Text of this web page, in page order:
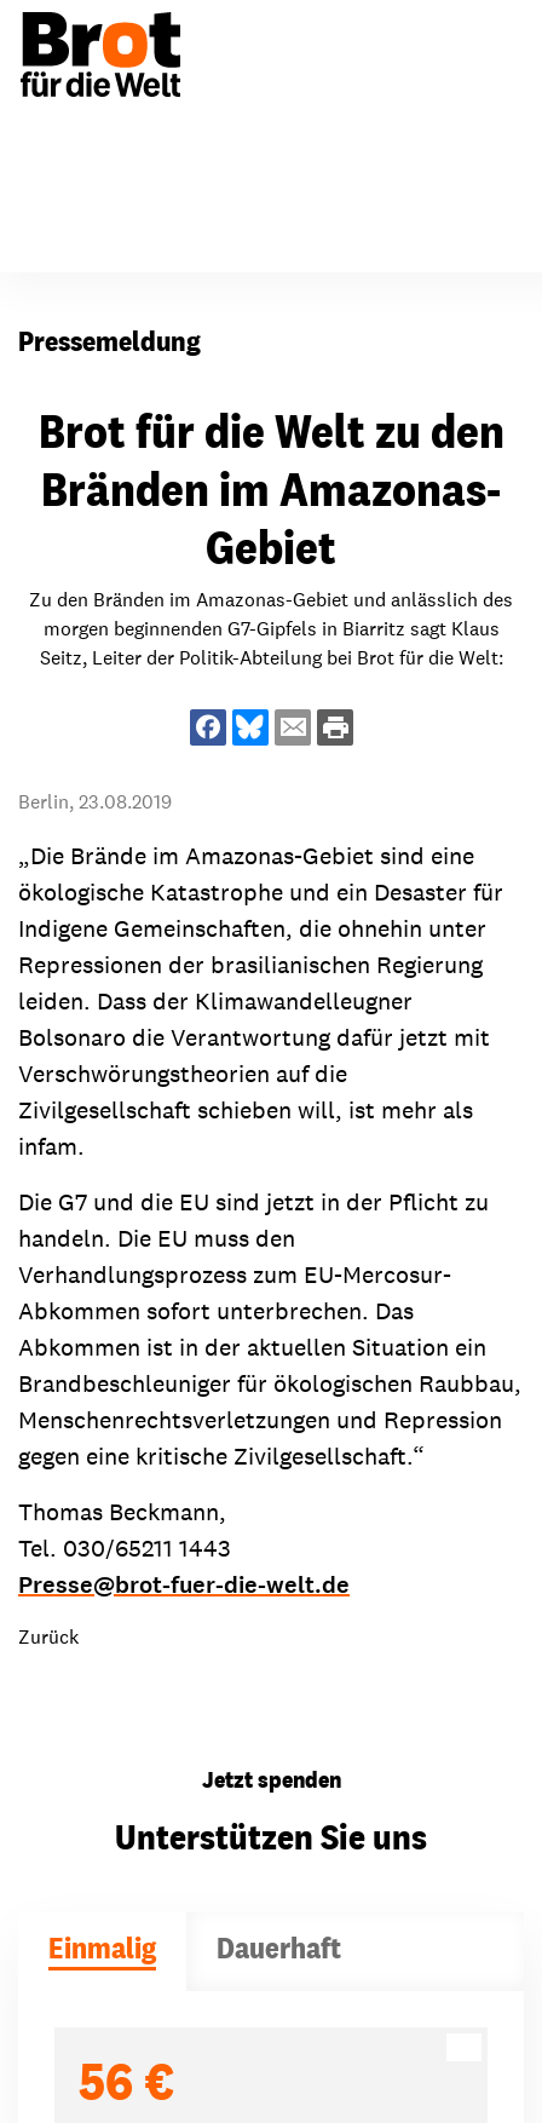
Pressemeldung
Brot für die Welt zu den
Bränden im Amazonas-
Gebiet
Zu den Bränden im Amazonas-Gebiet und anlässlich des
morgen beginnenden G7-Gipfels in Biarritz sagt Klaus
Seitz, Leiter der Politik-Abteilung bei Brot für die Welt:
Berlin,23.08.2019
„Die Brände im Amazonas-Gebiet sind eine
ökologische Katastrophe und ein Desaster für
Indigene Gemeinschaften, die ohnehin unter
Repressionen der brasilianischen Regierung
leiden. Dass der Klimawandelleugner
Bolsonaro die Verantwortung dafür jetzt mit
Verschwörungstheorien auf die
Zivilgesellschaft schieben will, ist mehr als
infam.
Die G7 und die EU sind jetzt in der Pflicht zu
handeln. Die EU muss den
Verhandlungsprozess zum EU-Mercosur-
Abkommen sofort unterbrechen. Das
Abkommen ist in der aktuellen Situation ein
Brandbeschleuniger für ökologischen Raubbau,
Menschenrechtsverletzungen und Repression
gegen eine kritische Zivilgesellschaft.“
Thomas Beckmann,
Tel. 030/65211 1443
Presse@brot-fuer-die-welt.de
Zurück
Jetzt spenden
Unterstützen Sie uns
Einmalig Dauerhaft
56 €